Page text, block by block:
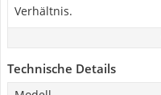
Verhältnis.
Technische Details